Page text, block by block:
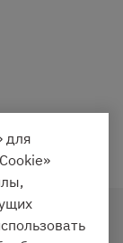
для